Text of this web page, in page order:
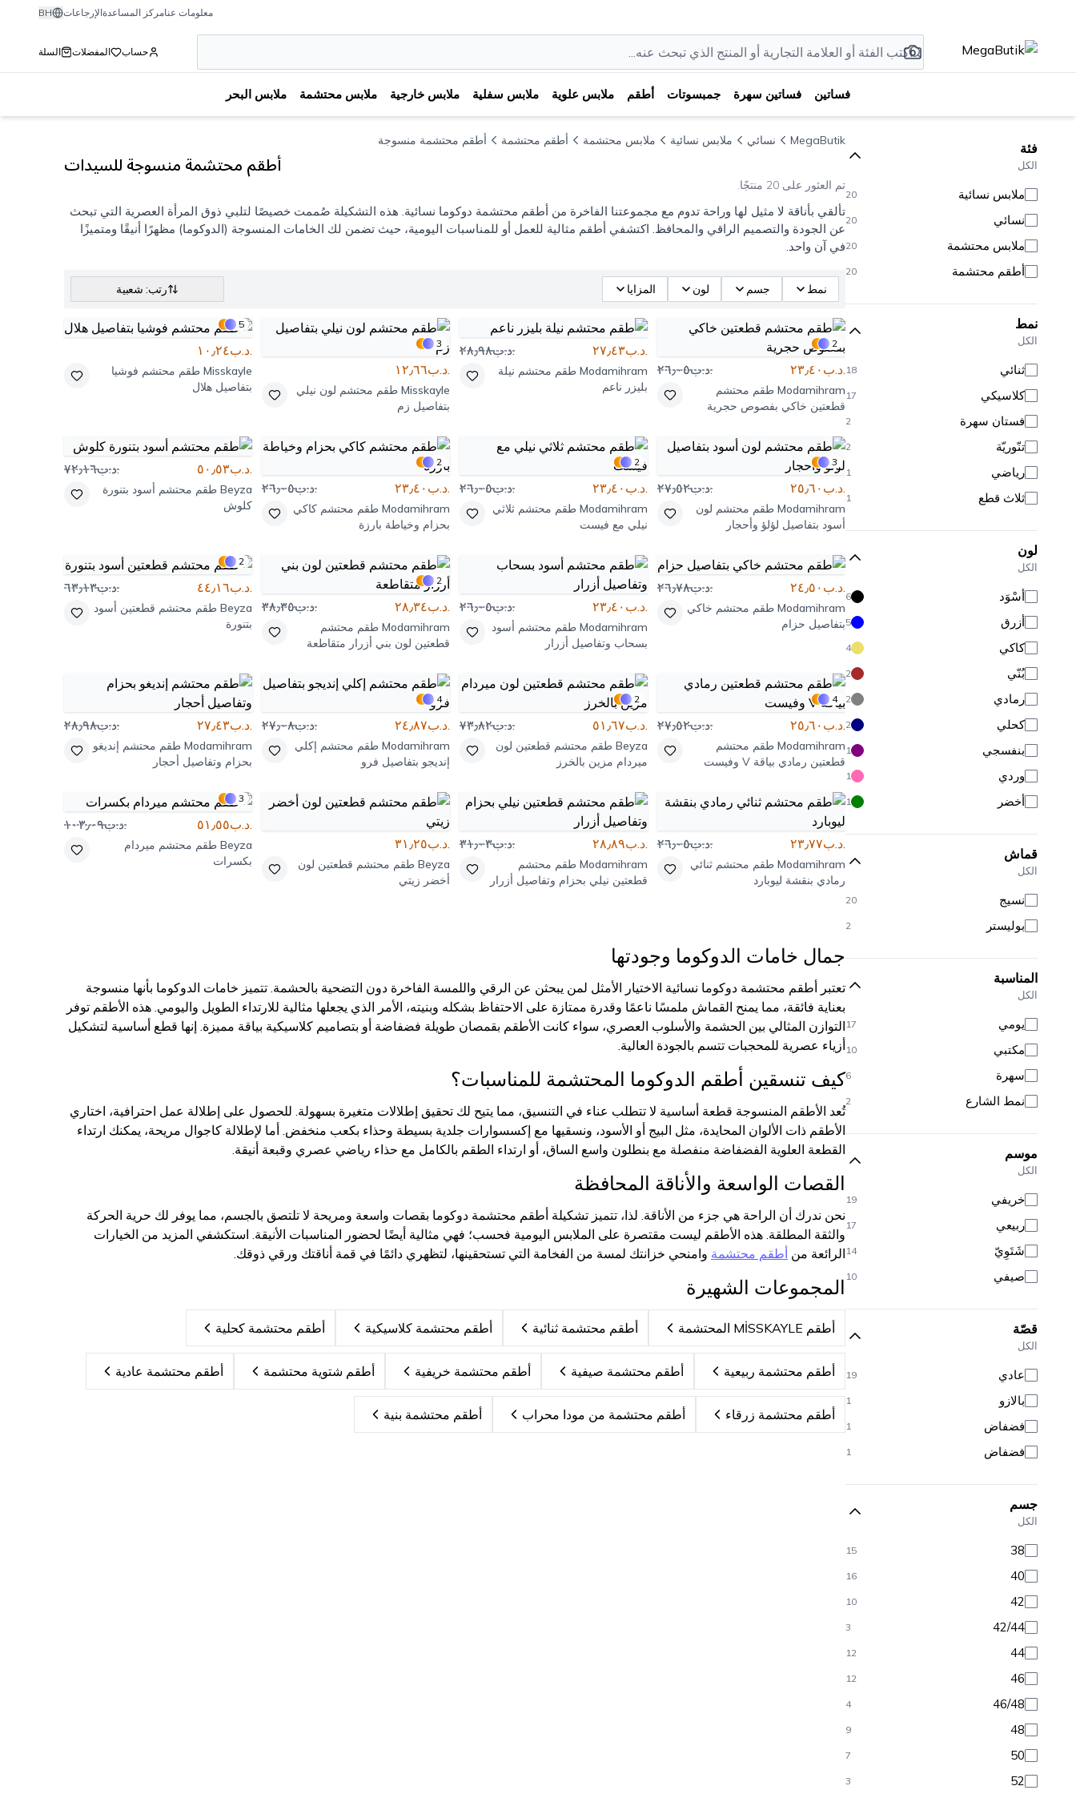
معلومات عنامركز المساعدةالإرجاعات BH
حساب المفضلات السلة
فساتين فساتين سهرة جمبسوتات أطقم ملابس علوية ملابس سفلية ملابس خارجية ملابس محتشمة ملابس البحر
فئة
الكل
ملابس نسائية 20
نسائي 20
ملابس محتشمة 20
أطقم محتشمة 20
نمط
الكل
ثنائي 18
كلاسيكي 17
فستان سهرة 2
تنّوريّة 2
رياضي 1
ثلاث قطع 1
لون
الكل
أَسْوَد 6
أزرق 5
كاكي 4
بُنّي 2
رمادي 2
كحلي 2
بنفسجي 1
وردي 1
أخضر 1
قماش
الكل
نسيج 20
بوليستر 2
المناسبة
الكل
يومي 17
مكتبي 10
سهرة 6
نمط الشارع 2
موسم
الكل
خريفي 19
ربيعي 17
شَتَوِيّ 14
صيفي 10
قصّة
الكل
عادي 19
بالازو 1
فضفاض 1
فضفاض 1
جسم
الكل
38
15
40
16
42
10
42/44
3
44
12
46
12
46/48
4
48
9
50
7
52
3
MegaButik نسائي ملابس نسائية ملابس محتشمة أطقم محتشمة أطقم محتشمة منسوجة
أطقم محتشمة منسوجة للسيدات
تم العثور على 20 منتجًا.
تألقي بأناقة لا مثيل لها وراحة تدوم مع مجموعتنا الفاخرة من أطقم محتشمة دوكوما نسائية. هذه التشكيلة صُممت خصيصًا لتلبي ذوق المرأة العصرية التي تبحث
عن الجودة والتصميم الراقي والمحافظ. اكتشفي أطقم مثالية للعمل أو للمناسبات اليومية، حيث تضمن لك الخامات المنسوجة (الدوكوما) مظهرًا أنيقًا ومتميزًا
في آن واحد.
نمط جسم لون المزايا رتب: شعبية
2
.د.ب٢٣٫٤٠ .د.ب٢٦٫٠٥
Modamihram طقم محتشم
قطعتين خاكي بفصوص حجرية
.د.ب٢٧٫٤٣ .د.ب٢٨٫٩٨
Modamihram طقم محتشم نيلة
بليزر ناعم
3
.د.ب١٢٫٦٦
Misskayle طقم محتشم لون نيلي
بتفاصيل زم
5
.د.ب١٠٫٢٤
Misskayle طقم محتشم فوشيا
بتفاصيل هلال
3
.د.ب٢٥٫٦٠ .د.ب٢٧٫٥٢
Modamihram طقم محتشم لون
أسود بتفاصيل لؤلؤ وأحجار
2
.د.ب٢٣٫٤٠ .د.ب٢٦٫٠٥
Modamihram طقم محتشم ثلاثي
نيلي مع فيست
2
.د.ب٢٣٫٤٠ .د.ب٢٦٫٠٥
Modamihram طقم محتشم كاكي
بحزام وخياطة بارزة
.د.ب٥٠٫٥٣ .د.ب٧٢٫١٦
Beyza طقم محتشم أسود بتنورة
كلوش
.د.ب٢٤٫٥٠ .د.ب٢٦٫٧٨
Modamihram طقم محتشم خاكي
بتفاصيل حزام
.د.ب٢٣٫٤٠ .د.ب٢٦٫٠٥
Modamihram طقم محتشم أسود
بسحاب وتفاصيل أزرار
2
.د.ب٢٨٫٣٤ .د.ب٣٨٫٣٥
Modamihram طقم محتشم
قطعتين لون بني أزرار متقاطعة
2
.د.ب٤٤٫١٦ .د.ب٦٣٫١٣
Beyza طقم محتشم قطعتين أسود
بتنورة
4
.د.ب٢٥٫٦٠ .د.ب٢٧٫٥٢
Modamihram طقم محتشم
قطعتين رمادي بياقة V وفيست
2
.د.ب٥١٫٦٧ .د.ب٧٣٫٨٢
Beyza طقم محتشم قطعتين لون
ميردام مزين بالخرز
4
.د.ب٢٤٫٨٧ .د.ب٢٧٫٠٨
Modamihram طقم محتشم إكلي
إنديجو بتفاصيل فرو
.د.ب٢٧٫٤٣ .د.ب٢٨٫٩٨
Modamihram طقم محتشم إنديغو
بحزام وتفاصيل أحجار
.د.ب٢٣٫٧٧ .د.ب٢٦٫٠٥
Modamihram طقم محتشم ثنائي
رمادي بنقشة ليوبارد
.د.ب٢٨٫٨٩ .د.ب٣١٫٠٣
Modamihram طقم محتشم
قطعتين نيلي بحزام وتفاصيل أزرار
.د.ب٣١٫٢٥
Beyza طقم محتشم قطعتين لون
أخضر زيتي
3
.د.ب٥١٫٥٥ .د.ب١٠٣٫٠٩
Beyza طقم محتشم ميردام
بكسرات
جمال خامات الدوكوما وجودتها
تعتبر أطقم محتشمة دوكوما نسائية الاختيار الأمثل لمن يبحثن عن الرقي واللمسة الفاخرة دون التضحية بالحشمة. تتميز خامات الدوكوما بأنها منسوجة
بعناية فائقة، مما يمنح القماش ملمسًا ناعمًا وقدرة ممتازة على الاحتفاظ بشكله وبنيته، الأمر الذي يجعلها مثالية للارتداء الطويل واليومي. هذه الأطقم توفر
التوازن المثالي بين الحشمة والأسلوب العصري، سواء كانت الأطقم بقمصان طويلة فضفاضة أو بتصاميم كلاسيكية بياقة مميزة. إنها قطع أساسية لتشكيل
أزياء عصرية للمحجبات تتسم بالجودة العالية.
كيف تنسقين أطقم الدوكوما المحتشمة للمناسبات؟
تُعد الأطقم المنسوجة قطعة أساسية لا تتطلب عناء في التنسيق، مما يتيح لك تحقيق إطلالات متغيرة بسهولة. للحصول على إطلالة عمل احترافية، اختاري
الأطقم ذات الألوان المحايدة، مثل البيج أو الأسود، ونسقيها مع إكسسوارات جلدية بسيطة وحذاء بكعب منخفض. أما لإطلالة كاجوال مريحة، يمكنك ارتداء
القطعة العلوية الفضفاضة منفصلة مع بنطلون واسع الساق، أو ارتداء الطقم بالكامل مع حذاء رياضي عصري وقبعة أنيقة.
القصات الواسعة والأناقة المحافظة
نحن ندرك أن الراحة هي جزء من الأناقة. لذا، تتميز تشكيلة أطقم محتشمة دوكوما بقصات واسعة ومريحة لا تلتصق بالجسم، مما يوفر لك حرية الحركة
والثقة المطلقة. هذه الأطقم ليست مقتصرة على الملابس اليومية فحسب؛ فهي مثالية أيضًا لحضور المناسبات الأنيقة. استكشفي المزيد من الخيارات
الرائعة من أطقم محتشمة وامنحي خزانتك لمسة من الفخامة التي تستحقينها، لتظهري دائمًا في قمة أناقتك ورقي ذوقك.
المجموعات الشهيرة
أطقم MİSSKAYLE المحتشمة أطقم محتشمة ثنائية أطقم محتشمة كلاسيكية أطقم محتشمة كحلية
أطقم محتشمة ربيعية أطقم محتشمة صيفية أطقم محتشمة خريفية أطقم شتوية محتشمة أطقم محتشمة عادية
أطقم محتشمة زرقاء أطقم محتشمة من مودا محراب أطقم محتشمة بنية